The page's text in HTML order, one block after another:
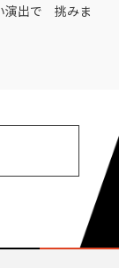
演出で 挑みま